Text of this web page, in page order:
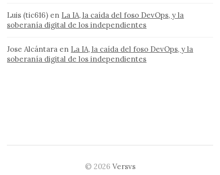
Luis (tic616) en La IA, la caída del foso DevOps, y la
soberanía digital de los independientes
Jose Alcántara en La IA, la caída del foso DevOps, y la
soberanía digital de los independientes
© 2026 Versvs